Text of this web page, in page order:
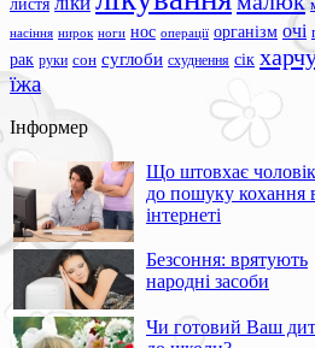
листя
насіння нирок ноги нос операції організм очі
рак руки сон суглоби схуднення сік
їжа
Інформер
Що штовхає
до пошуку кохання
інтернеті
Безсоння: врятують
народні засоби
Чи готовий Ваш